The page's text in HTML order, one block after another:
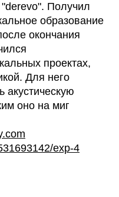
"derevo". Получил
образование
окончания
проектах,
Для него
акустическую
оно на миг
exp-4